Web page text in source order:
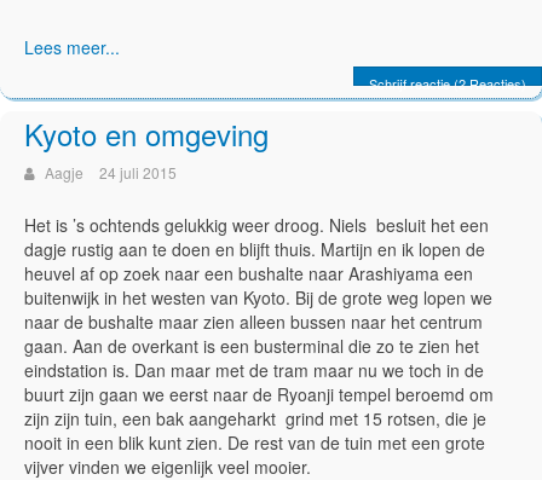
Lees meer...
Schrijf reactie (2 Reacties)
Kyoto en omgeving
Aagje 24 juli 2015
Het is ’s ochtends gelukkig weer droog. Niels besluit het een
dagje rustig aan te doen en blijft thuis. Martijn en ik lopen de
heuvel af op zoek naar een bushalte naar Arashiyama een
buitenwijk in het westen van Kyoto. Bij de grote weg lopen we
naar de bushalte maar zien alleen bussen naar het centrum
gaan. Aan de overkant is een busterminal die zo te zien het
eindstation is. Dan maar met de tram maar nu we toch in de
buurt zijn gaan we eerst naar de Ryoanji tempel beroemd om
zijn zijn tuin, een bak aangeharkt grind met 15 rotsen, die je
nooit in een blik kunt zien. De rest van de tuin met een grote
vijver vinden we eigenlijk veel mooier.